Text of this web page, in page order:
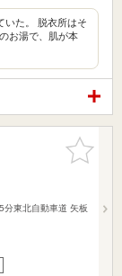
いた。 脱衣所はそ
お湯で、肌が本
お気に入
りに追加
分東北自動車道 矢板